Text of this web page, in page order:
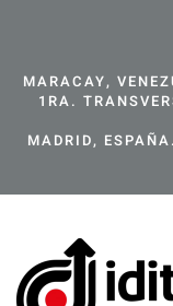
MARACAY,
1RA.
MADRID,